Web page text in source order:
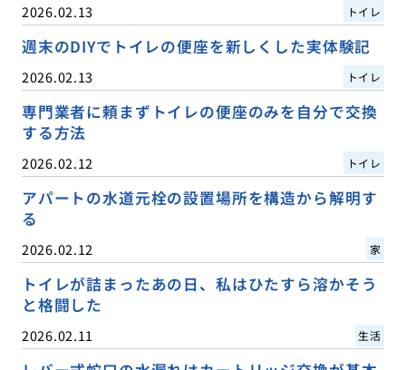
2026.02.13 トイレ
週末のDIYでトイレの便座を新しくした実体験記
2026.02.13 トイレ
専門業者に頼まずトイレの便座のみを自分で交換
する方法
2026.02.12 トイレ
アパートの水道元栓の設置場所を構造から解明す
る
2026.02.12 家
トイレが詰まったあの日、私はひたすら溶かそう
と格闘した
2026.02.11 生活